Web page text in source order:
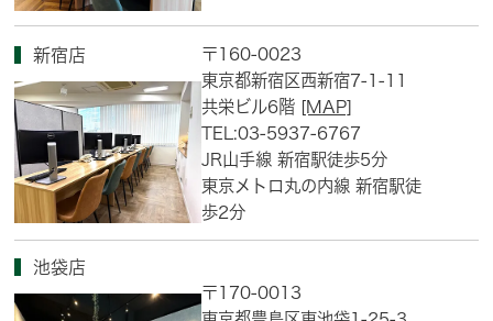
新宿店
〒160-0023
東京都新宿区西新宿7-1-11
共栄ビル6階 [MAP]
TEL:03-5937-6767
JR山手線 新宿駅徒歩5分
東京メトロ丸の内線 新宿駅徒
歩2分
池袋店
〒170-0013